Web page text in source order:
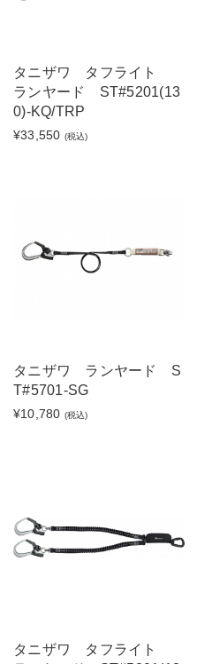
タニザワ タフライト
ランヤード ST#5201(13
0)-KQ/TRP
¥33,550 (税込)
タニザワ ランヤード S
T#5701-SG
¥10,780 (税込)
タニザワ タフライト